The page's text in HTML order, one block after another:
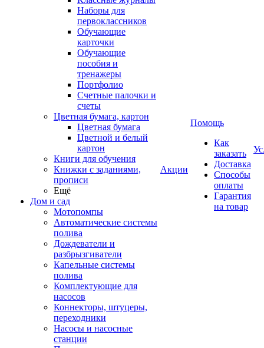
Наборы для
первоклассников
Обучающие
карточки
Обучающие
пособия и
тренажеры
Портфолио
Счетные палочки и
счеты
Цветная бумага, картон
Цветная бумага
Цветной и белый
картон
Книги для обучения
Книжки с заданиями,
прописи
Ещё
Дом и сад
Мотопомпы
Автоматические системы
полива
Дождеватели и
разбрызгиватели
Капельные системы
полива
Комплектующие для
насосов
Коннекторы, штуцеры,
переходники
Насосы и насосные
станции
Акции
Помощь
Как
заказать
Доставка
Способы
оплаты
Гарантия
на товар